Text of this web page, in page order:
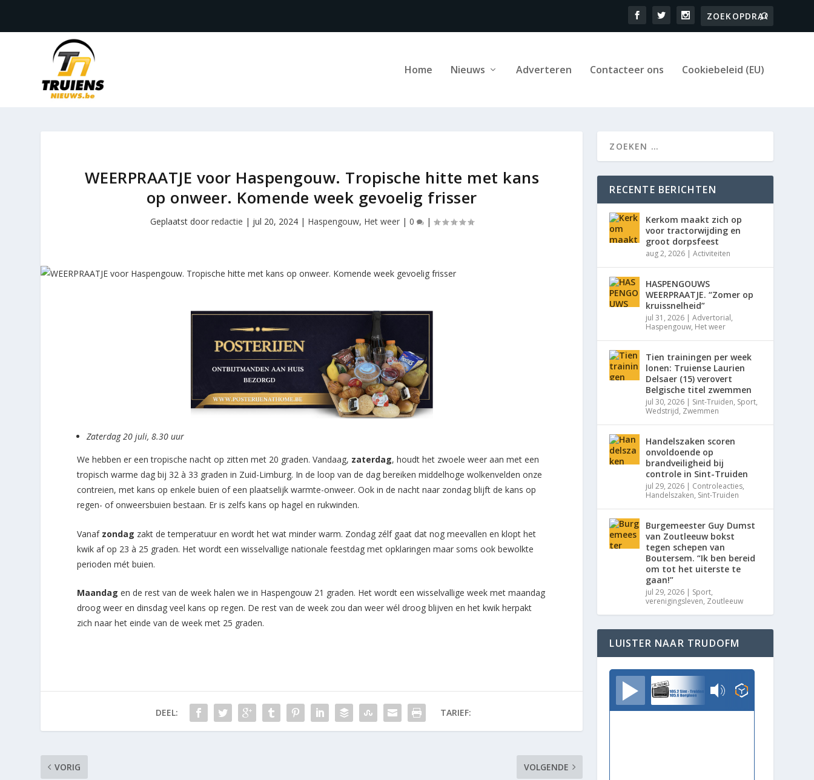
Home Nieuws Adverteren Contacteer ons Cookiebeleid (EU)
WEERPRAATJE voor Haspengouw. Tropische hitte met kans
op onweer. Komende week gevoelig frisser
Geplaatst door redactie | jul 20, 2024| Haspengouw, Het weer| 0 |
Zaterdag 20 juli, 8.30 uur
We hebben er een tropische nacht op zitten met 20 graden. Vandaag, zaterdag, houdt het zwoele weer aan met een
tropisch warme dag bij 32 à 33 graden in Zuid-Limburg. In de loop van de dag bereiken middelhoge wolkenvelden onze
contreien, met kans op enkele buien of een plaatselijk warmte-onweer. Ook in de nacht naar zondag blijft de kans op
regen- of onweersbuien bestaan. Er is zelfs kans op hagel en rukwinden.
Vanaf zondag zakt de temperatuur en wordt het wat minder warm. Zondag zélf gaat dat nog meevallen en klopt het
kwik af op 23 à 25 graden. Het wordt een wisselvallige nationale feestdag met opklaringen maar soms ook bewolkte
perioden mét buien.
Maandag en de rest van de week halen we in Haspengouw 21 graden. Het wordt een wisselvallige week met maandag
droog weer en dinsdag veel kans op regen. De rest van de week zou dan weer wél droog blijven en het kwik herpakt
zich naar het einde van de week met 25 graden.
DEEL: TARIEF:
VORIG VOLGENDE
RECENTE BERICHTEN
Kerkom maakt zich op
voor tractorwijding en
groot dorpsfeest
aug 2, 2026 |Activiteiten
HASPENGOUWS
WEERPRAATJE. “Zomer op
kruissnelheid”
jul 31, 2026 |Advertorial,
Haspengouw, Het weer
Tien trainingen per week
lonen: Truiense Laurien
Delsaer (15) verovert
Belgische titel zwemmen
jul 30, 2026 | Sint-Truiden, Sport,
Wedstrijd, Zwemmen
Handelszaken scoren
onvoldoende op
brandveiligheid bij
controle in Sint-Truiden
jul 29, 2026 | Controleacties,
Handelszaken, Sint-Truiden
Burgemeester Guy Dumst
van Zoutleeuw bokst
tegen schepen van
Boutersem. “Ik ben bereid
om tot het uiterste te
gaan!”
jul 29, 2026 | Sport,
verenigingsleven, Zoutleeuw
LUISTER NAAR TRUDOFM
TrudoFM